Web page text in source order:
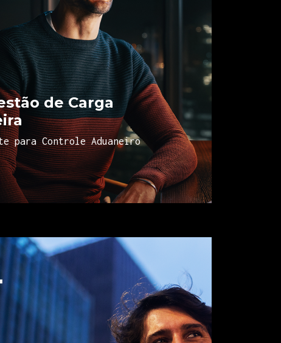
de Carga
para Controle Aduaneiro